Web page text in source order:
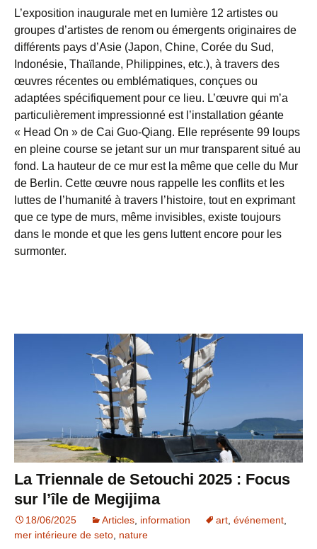
L’exposition inaugurale met en lumière 12 artistes ou
groupes d’artistes de renom ou émergents originaires de
différents pays d’Asie (Japon, Chine, Corée du Sud,
Indonésie, Thaïlande, Philippines, etc.), à travers des
œuvres récentes ou emblématiques, conçues ou
adaptées spécifiquement pour ce lieu. L’œuvre qui m’a
particulièrement impressionné est l’installation géante
« Head On » de Cai Guo-Qiang. Elle représente 99 loups
en pleine course se jetant sur un mur transparent situé au
fond. La hauteur de ce mur est la même que celle du Mur
de Berlin. Cette œuvre nous rappelle les conflits et les
luttes de l’humanité à travers l’histoire, tout en exprimant
que ce type de murs, même invisibles, existe toujours
dans le monde et que les gens luttent encore pour les
surmonter.
La Triennale de Setouchi 2025 : Focus
sur l’île de Megijima
18/06/2025 Articles information art événement
mer intérieure de seto nature